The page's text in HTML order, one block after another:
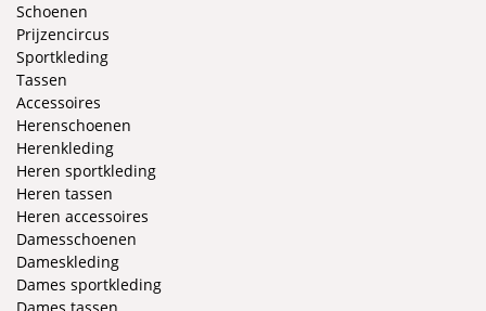
Schoenen
Prijzencircus
Sportkleding
Tassen
Accessoires
Herenschoenen
Herenkleding
Heren sportkleding
Heren tassen
Heren accessoires
Damesschoenen
Dameskleding
Dames sportkleding